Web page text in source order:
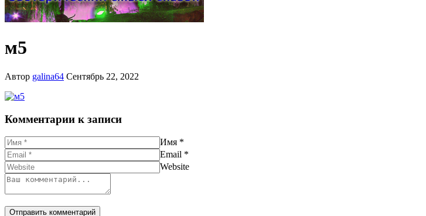
м5
Автор galina64 Сентябрь 22, 2022
Комментарии к записи
Имя *
Email *
Website